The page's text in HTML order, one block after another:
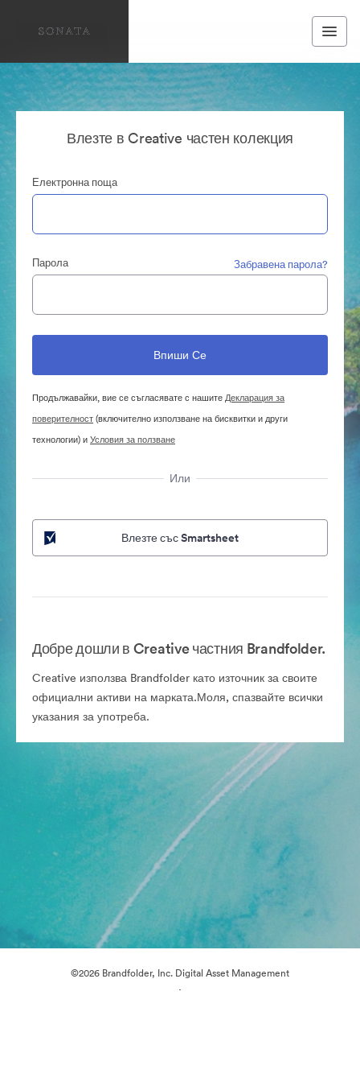
Влезте в Creative частен колекция
Електронна поща
Парола Забравена парола?
Продължавайки, вие се съгласявате с нашитеДекларация за
поверителност(включително използване на бисквитки и други
технологии) иУсловия за ползване
Или
Влезте със Smartsheet
Добре дошли в Creative частния Brandfolder.
Creative използва Brandfolder като източник за своите
официални активи на марката.Моля, спазвайте всички
указания за употреба.
©2026 Brandfolder, Inc. Digital Asset Management
·